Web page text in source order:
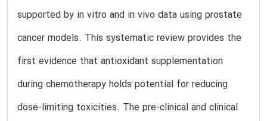
supported by in vitro and in vivo data using prostate
cancer models. This systematic review provides the
first evidence that antioxidant supplementation
during chemotherapy holds potential for reducing
dose-limiting toxicities. The pre-clinical and clinical